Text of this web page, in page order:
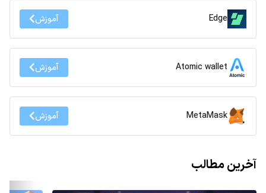
Edge آموزش
Atomic wallet آموزش
MetaMask آموزش
آخرین مطالب